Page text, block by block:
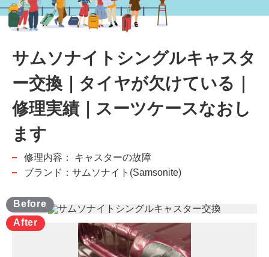
サムソナイトシングルキャスタ
ー交換｜タイヤが欠けている｜
修理実績｜スーツケースなおし
ます
修理内容：
キャスターの故障
ブランド：サムソナイト(Samsonite)